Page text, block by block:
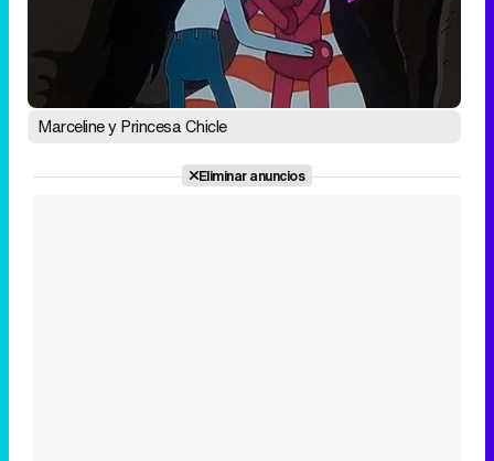
Marceline y Princesa Chicle
Eliminar anuncios